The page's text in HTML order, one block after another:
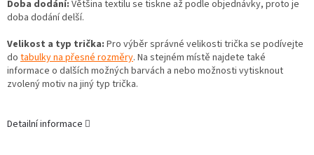
Doba dodání: Většina textilu se tiskne až podle objednávky, proto je
doba dodání delší.
Velikost a typ trička: Pro výběr správné velikosti trička se podívejte
do tabulky na přesné rozměry. Na stejném místě najdete také
informace o dalších možných barvách a nebo možnosti vytisknout
zvolený motiv na jiný typ trička.
Detailní informace